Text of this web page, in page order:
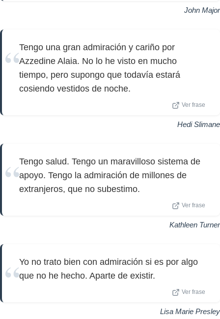
John Major
Tengo una gran admiración y cariño por
Azzedine Alaia. No lo he visto en mucho
tiempo, pero supongo que todavía estará
cosiendo vestidos de noche.
Ver frase
Hedi Slimane
Tengo salud. Tengo un maravilloso sistema de
apoyo. Tengo la admiración de millones de
extranjeros, que no subestimo.
Ver frase
Kathleen Turner
Yo no trato bien con admiración si es por algo
que no he hecho. Aparte de existir.
Ver frase
Lisa Marie Presley